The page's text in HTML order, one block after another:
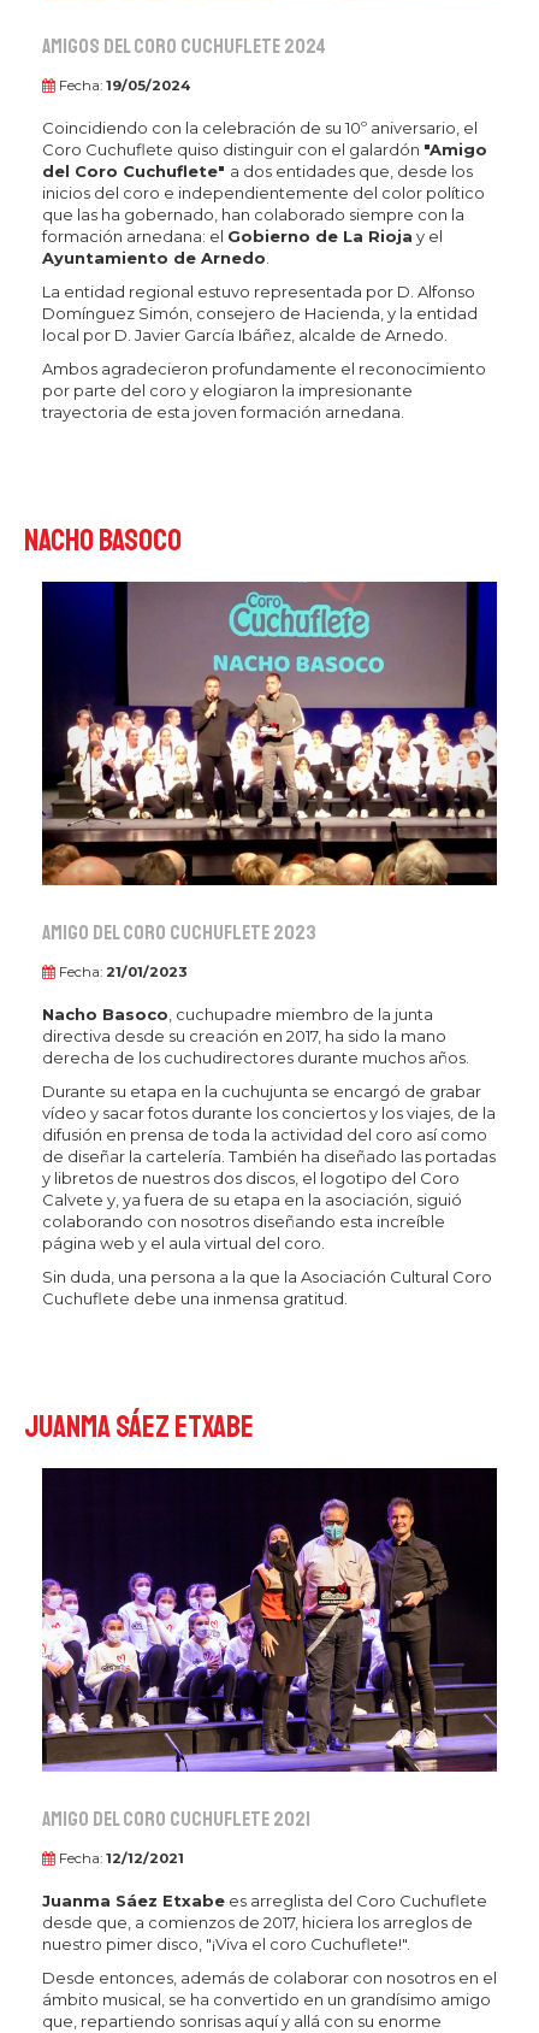
Amigos del Coro Cuchuflete 2024
Fecha: 19/05/2024
Coincidiendo con la celebración de su 10º aniversario, el
Coro Cuchuflete quiso distinguir con el galardón "Amigo
del Coro Cuchuflete" a dos entidades que, desde los
inicios del coro e independientemente del color político
que las ha gobernado, han colaborado siempre con la
formación arnedana: el Gobierno de La Rioja y el
Ayuntamiento de Arnedo
La entidad regional estuvo representada por D. Alfonso
Domínguez Simón, consejero de Hacienda, y la entidad
local por D. Javier García Ibáñez, alcalde de Arnedo.
Ambos agradecieron profundamente el reconocimiento
por parte del coro y elogiaron la impresionante
trayectoria de esta joven formación arnedana.
Nacho Basoco
Amigo del Coro Cuchuflete 2023
Fecha: 21/01/2023
Nacho Basoco , cuchupadre miembro de la junta
directiva desde su creación en 2017, ha sido la mano
derecha de los cuchudirectores durante muchos años.
Durante su etapa en la cuchujunta se encargó de grabar
vídeo y sacar fotos durante los conciertos y los viajes, de la
difusión en prensa de toda la actividad del coro así como
de diseñar la cartelería. También ha diseñado las portadas
y libretos de nuestros dos discos, el logotipo del Coro
Calvete y, ya fuera de su etapa en la asociación, siguió
colaborando con nosotros diseñando esta increíble
página web y el aula virtual del coro.
Sin duda, una persona a la que la Asociación Cultural Coro
Cuchuflete debe una inmensa gratitud.
Juanma Sáez Etxabe
Amigo del Coro Cuchuflete 2021
Fecha: 12/12/2021
Juanma Sáez Etxabe es arreglista del Coro Cuchuflete
desde que, a comienzos de 2017, hiciera los arreglos de
nuestro pimer disco, "¡Viva el coro Cuchuflete!".
Desde entonces, además de colaborar con nosotros en el
ámbito musical, se ha convertido en un grandísimo amigo
que, repartiendo sonrisas aquí y allá con su enorme